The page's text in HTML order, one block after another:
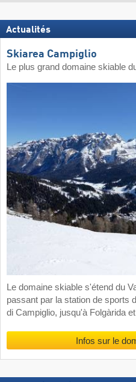
Actualités
Skiarea Campiglio
Le plus grand domaine skiable
Le domaine skiable s'étend du
passant par la station de sports
di Campiglio, jusqu'à Folgàrida
Infos sur le